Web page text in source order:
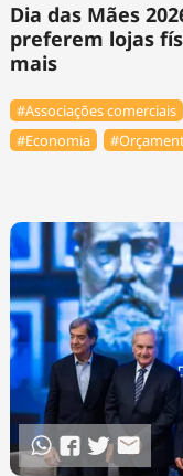
Dia das Mães
preferem lojas
mais
#Associações comerciais
#Economia